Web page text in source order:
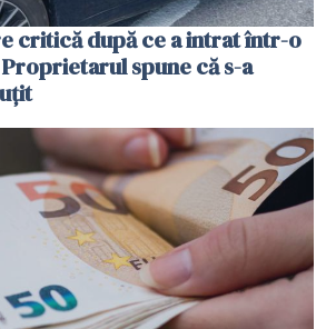
critică după ce a intrat într-o
spune că s-a